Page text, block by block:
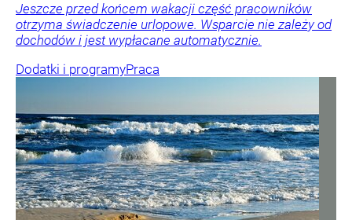
Jeszcze przed końcem wakacji część pracowników
otrzyma świadczenie urlopowe. Wsparcie nie zależy od
dochodów i jest wypłacane automatycznie.
Dodatki i programyPraca